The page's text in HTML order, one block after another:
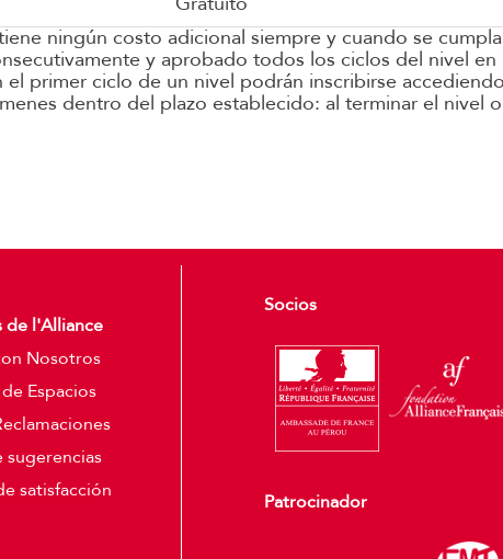
ningún costo adicional siempre y cuando se
y aprobado todos los ciclos del nivel
primer ciclo de un nivel podrán inscribirse
dentro del plazo establecido: al terminar el nivel
de l'Alliance
Nosotros
Espacios
sugerencias
satisfacción
Socios
Patrocinador